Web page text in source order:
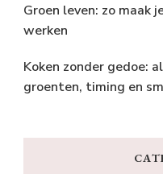
Groen leven: zo maak
werken
Koken zonder gedoe:
groenten, timing en